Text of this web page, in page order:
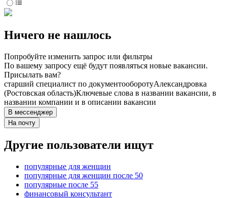
Ничего не нашлось
Попробуйте изменить запрос или фильтры
По вашему запросу ещё будут появляться новые вакансии.
Присылать вам?
старший специалист по документооборотуАлександровка
(Ростовская область)Ключевые слова в названии вакансии, в
названии компании и в описании вакансии
В мессенджер
На почту
Другие пользователи ищут
популярные для женщин
популярные для женщин после 50
популярные после 55
финансовый консультант